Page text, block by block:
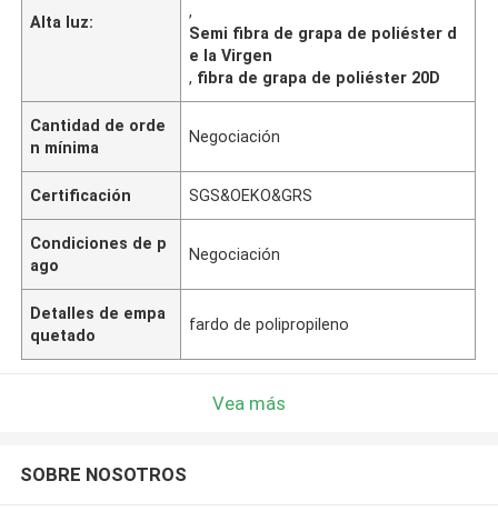
Alta luz:
,
Semi fibra de grapa de poliéster d
e la Virgen
, fibra de grapa de poliéster 20D
Cantidad de orde
n mínima
Negociación
Certificación SGS&OEKO&GRS
Condiciones de p
ago
Negociación
Detalles de empa
quetado
fardo de polipropileno
Vea más
SOBRE NOSOTROS